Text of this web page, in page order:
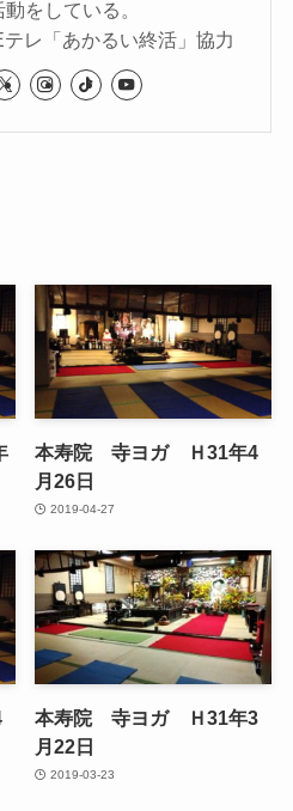
をしている。
レ「あかるい終活」協力
本寿院 寺ヨガ Ｈ31年4
月26日
2019-04-27
本寿院 寺ヨガ Ｈ31年3
月22日
2019-03-23